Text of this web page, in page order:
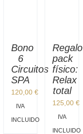
Bono
6
Circuitos
SPA
120,00 €
IVA
INCLUIDO
Regalo
pack
físico:
Relax
total
125,00€
IVA
INCLUIDO